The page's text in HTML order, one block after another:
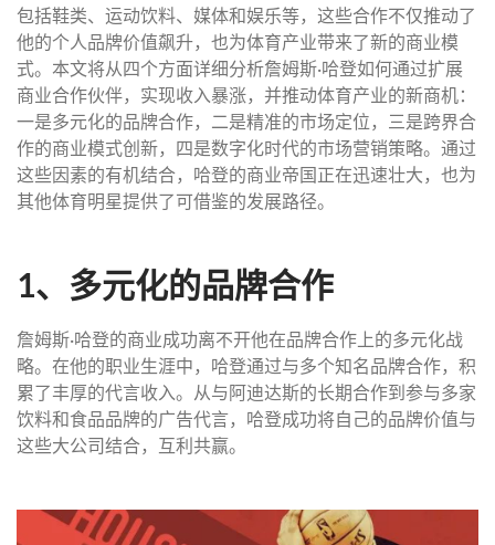
包括鞋类、运动饮料、媒体和娱乐等，这些合作不仅推动了
他的个人品牌价值飙升，也为体育产业带来了新的商业模
式。本文将从四个方面详细分析詹姆斯·哈登如何通过扩展
商业合作伙伴，实现收入暴涨，并推动体育产业的新商机：
一是多元化的品牌合作，二是精准的市场定位，三是跨界合
作的商业模式创新，四是数字化时代的市场营销策略。通过
这些因素的有机结合，哈登的商业帝国正在迅速壮大，也为
其他体育明星提供了可借鉴的发展路径。
1、多元化的品牌合作
詹姆斯·哈登的商业成功离不开他在品牌合作上的多元化战
略。在他的职业生涯中，哈登通过与多个知名品牌合作，积
累了丰厚的代言收入。从与阿迪达斯的长期合作到参与多家
饮料和食品品牌的广告代言，哈登成功将自己的品牌价值与
这些大公司结合，互利共赢。